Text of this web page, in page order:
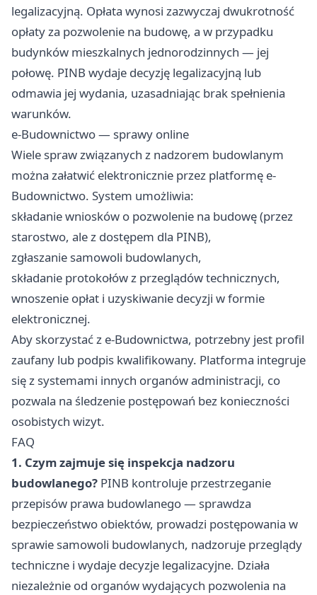
legalizacyjną. Opłata wynosi zazwyczaj dwukrotność
opłaty za pozwolenie na budowę, a w przypadku
budynków mieszkalnych jednorodzinnych — jej
połowę. PINB wydaje decyzję legalizacyjną lub
odmawia jej wydania, uzasadniając brak spełnienia
warunków.
e-Budownictwo — sprawy online
Wiele spraw związanych z nadzorem budowlanym
można załatwić elektronicznie przez platformę e-
Budownictwo. System umożliwia:
składanie wniosków o pozwolenie na budowę (przez
starostwo, ale z dostępem dla PINB),
zgłaszanie samowoli budowlanych,
składanie protokołów z przeglądów technicznych,
wnoszenie opłat i uzyskiwanie decyzji w formie
elektronicznej.
Aby skorzystać z e-Budownictwa, potrzebny jest profil
zaufany lub podpis kwalifikowany. Platforma integruje
się z systemami innych organów administracji, co
pozwala na śledzenie postępowań bez konieczności
osobistych wizyt.
FAQ
1. Czym zajmuje się inspekcja nadzoru
budowlanego? PINB kontroluje przestrzeganie
przepisów prawa budowlanego — sprawdza
bezpieczeństwo obiektów, prowadzi postępowania w
sprawie samowoli budowlanych, nadzoruje przeglądy
techniczne i wydaje decyzje legalizacyjne. Działa
niezależnie od organów wydających pozwolenia na